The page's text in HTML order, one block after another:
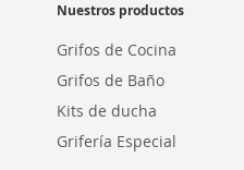
Nuestros productos
Grifos de Cocina
Grifos de Baño
Kits de ducha
Grifería Especial